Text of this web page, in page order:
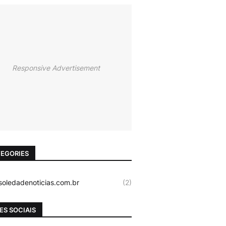
Responsive Advertisement
(2)
SOCIAIS